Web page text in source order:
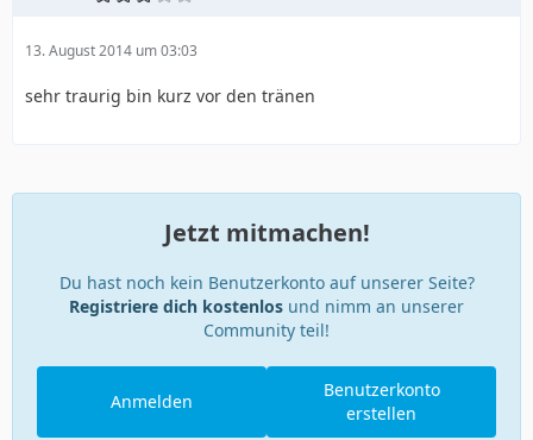
13. August 2014 um 03:03
sehr traurig bin kurz vor den tränen
Jetzt mitmachen!
Du hast noch kein Benutzerkonto auf unserer Seite?
Registriere dich kostenlos und nimm an unserer
Community teil!
Benutzerkonto
erstellen
Anmelden